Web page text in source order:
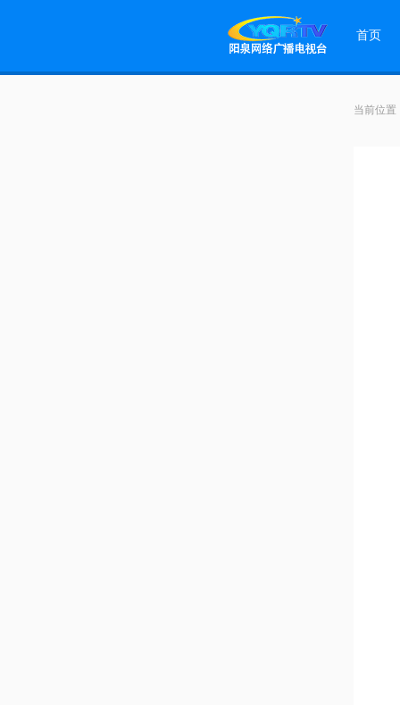
首页
当前位置